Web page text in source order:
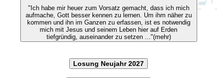
"Ich habe mir heuer zum Vorsatz gemacht, dass ich mich
aufmache, Gott besser kennen zu lernen. Um ihm näher zu
kommen und ihn im Ganzen zu erfassen, ist es notwendig
mich mit Jesus und seinem Leben hier auf Erden
tiefgründig, auseinander zu setzen ..."(mehr)
Losung Neujahr 2027